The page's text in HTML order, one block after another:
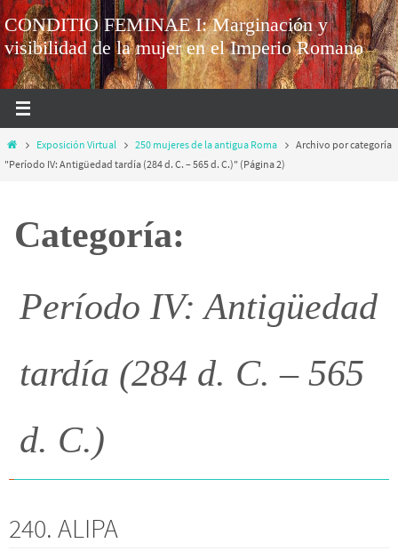
CONDITIO FEMINAE I: Marginación y
visibilidad de la mujer en el Imperio Romano
Exposición Virtual 250 mujeres de la antigua Roma
Archivo por categoría
"Período IV: Antigüedad tardía (284 d. C. – 565 d. C.)" (Página 2)
Categoría:
Período IV: Antigüedad
tardía (284 d. C. – 565
d. C.)
240. ALIPA